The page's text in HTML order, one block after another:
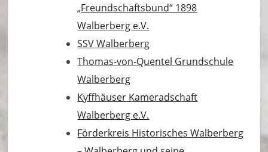
„Freundschaftsbund“ 1898
Walberberg e.V.
SSV Walberberg
Thomas-von-Quentel Grundschule
Walberberg
Kyffhäuser Kameradschaft
Walberberg e.V.
Förderkreis Historisches Walberberg